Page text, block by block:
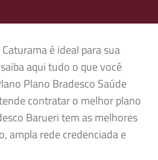
é ideal para sua
aqui tudo o que você
Plano Bradesco Saúde
contratar o melhor plano
Barueri tem as melhores
ampla rede credenciada e